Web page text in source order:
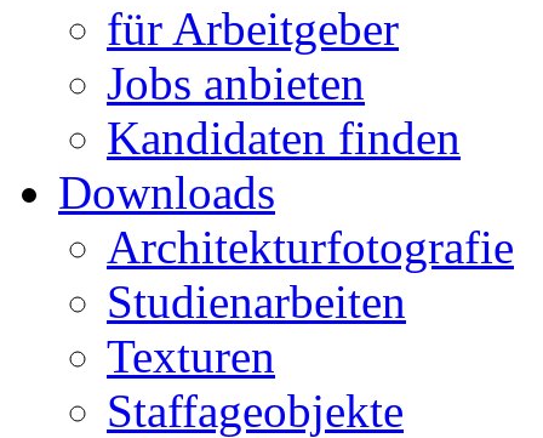
für Arbeitgeber
Jobs anbieten
Kandidaten finden
Downloads
Architekturfotografie
Studienarbeiten
Texturen
Staffageobjekte